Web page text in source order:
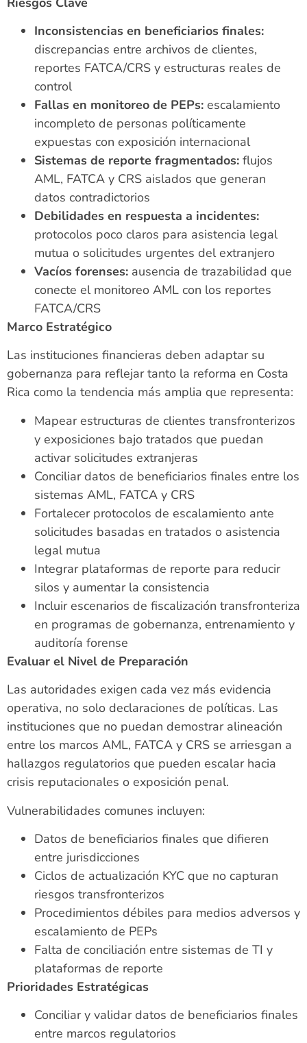
Inconsistencias en beneficiarios finales:
discrepancias entre archivos de clientes,
reportes FATCA/CRS y estructuras reales de
control
Fallas en monitoreo de PEPs: escalamiento
incompleto de personas políticamente
expuestas con exposición internacional
Sistemas de reporte fragmentados: flujos
AML, FATCA y CRS aislados que generan
datos contradictorios
Debilidades en respuesta a incidentes:
protocolos poco claros para asistencia legal
mutua o solicitudes urgentes del extranjero
Vacíos forenses: ausencia de trazabilidad que
conecte el monitoreo AML con los reportes
FATCA/CRS
Marco Estratégico
Las instituciones financieras deben adaptar su
gobernanza para reflejar tanto la reforma en Costa
Rica como la tendencia más amplia que representa:
Mapear estructuras de clientes transfronterizos
y exposiciones bajo tratados que puedan
activar solicitudes extranjeras
Conciliar datos de beneficiarios finales entre los
sistemas AML, FATCA y CRS
Fortalecer protocolos de escalamiento ante
solicitudes basadas en tratados o asistencia
legal mutua
Integrar plataformas de reporte para reducir
silos y aumentar la consistencia
Incluir escenarios de fiscalización transfronteriza
en programas de gobernanza, entrenamiento y
auditoría forense
Evaluar el Nivel de Preparación
Las autoridades exigen cada vez más evidencia
operativa, no solo declaraciones de políticas. Las
instituciones que no puedan demostrar alineación
entre los marcos AML, FATCA y CRS se arriesgan a
hallazgos regulatorios que pueden escalar hacia
crisis reputacionales o exposición penal.
Vulnerabilidades comunes incluyen:
Datos de beneficiarios finales que difieren
entre jurisdicciones
Ciclos de actualización KYC que no capturan
riesgos transfronterizos
Procedimientos débiles para medios adversos y
escalamiento de PEPs
Falta de conciliación entre sistemas de TI y
plataformas de reporte
Prioridades Estratégicas
Conciliar y validar datos de beneficiarios finales
entre marcos regulatorios